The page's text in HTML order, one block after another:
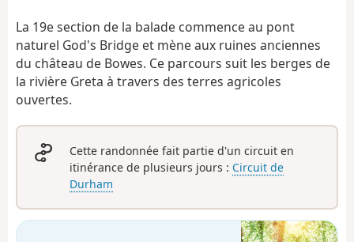
a
n
La 19e section de la balade commence au pont
naturel God's Bridge et mène aux ruines anciennes
du château de Bowes. Ce parcours suit les berges de
la rivière Greta à travers des terres agricoles
ouvertes.
Cette randonnée fait partie d'un circuit en
itinérance de plusieurs jours : Circuit de
Durham